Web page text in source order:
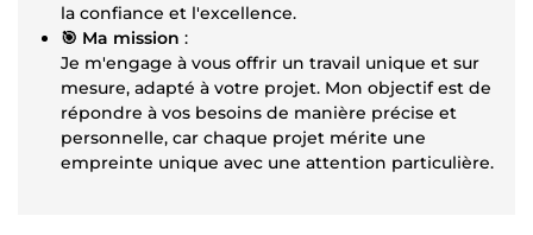
la confiance et l'excellence.
🎯 Ma mission :
Je m'engage à vous offrir un travail unique et sur
mesure, adapté à votre projet. Mon objectif est de
répondre à vos besoins de manière précise et
personnelle, car chaque projet mérite une
empreinte unique avec une attention particulière.